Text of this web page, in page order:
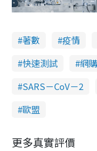
著數 疫情
快速測試
網
SARS－CoV－2
歐盟
更多真實評價